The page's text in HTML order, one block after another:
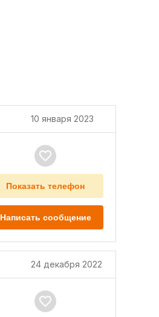
10 января 2023
Показать телефон
Написать сообщение
24 декабря 2022